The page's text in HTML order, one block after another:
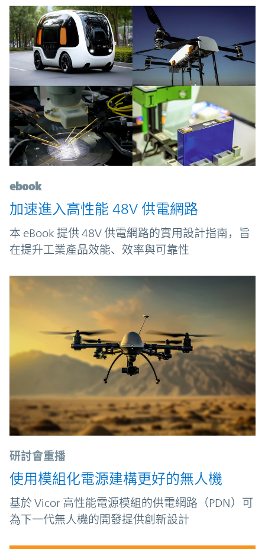
ebook
加速進入高性能 48V 供電網路
本 eBook 提供 48V 供電網路的實用設計指南，旨
在提升工業產品效能、效率與可靠性
研討會重播
使用模組化電源建構更好的無人機
基於 Vicor 高性能電源模組的供電網路（PDN）可
為下一代無人機的開發提供創新設計